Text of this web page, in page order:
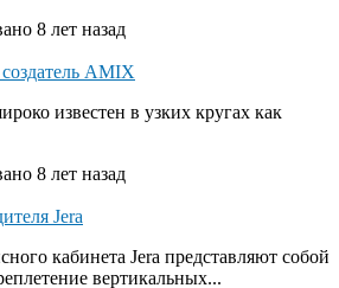
8 лет назад
AMIX
известен в узких кругах как
8 лет назад
Jera
кабинета Jera представляют собой
вертикальных...